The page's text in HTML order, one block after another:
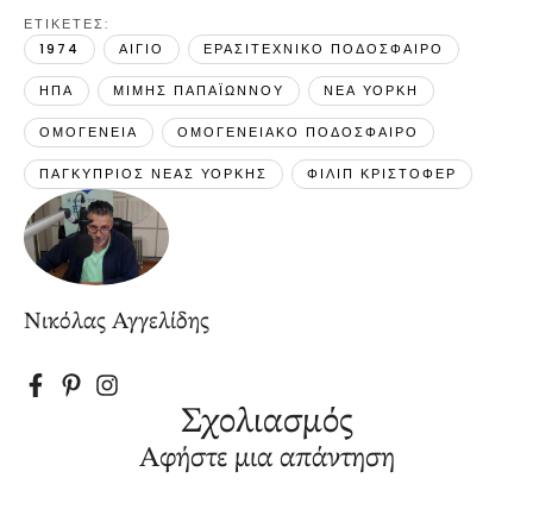
ΕΤΙΚΕΤΕΣ:
1974
ΑΙΓΙΟ ΕΡΑΣΙΤΕΧΝΙΚΟ ΠΟΔΟΣΦΑΙΡΟ
ΗΠΑ ΜΙΜΗΣ ΠΑΠΑΪΩΝΝΟΥ ΝΕΑ ΥΟΡΚΗ
ΟΜΟΓΕΝΕΙΑ ΟΜΟΓΕΝΕΙΑΚΟ ΠΟΔΟΣΦΑΙΡΟ
ΠΑΓΚΥΠΡΙΟΣ ΝΕΑΣ ΥΟΡΚΗΣ ΦΙΛΙΠ ΚΡΙΣΤΟΦΕΡ
Νικόλας Αγγελίδης
Σχολιασμός
Αφήστε μια απάντηση